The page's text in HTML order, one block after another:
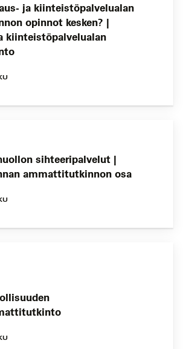
ja kiinteistöpalvelualan
opinnot kesken? |
kiinteistöpalvelualan
sihteeripalvelut |
ammattitutkinnon osa